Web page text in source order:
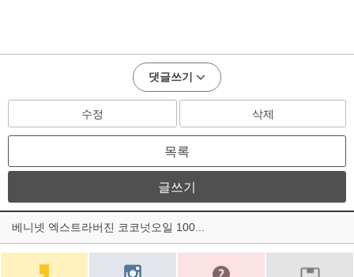
댓글쓰기
수정 삭제
목록
글쓰기
베니넷 엑스트라버진 코코넛오일 100...